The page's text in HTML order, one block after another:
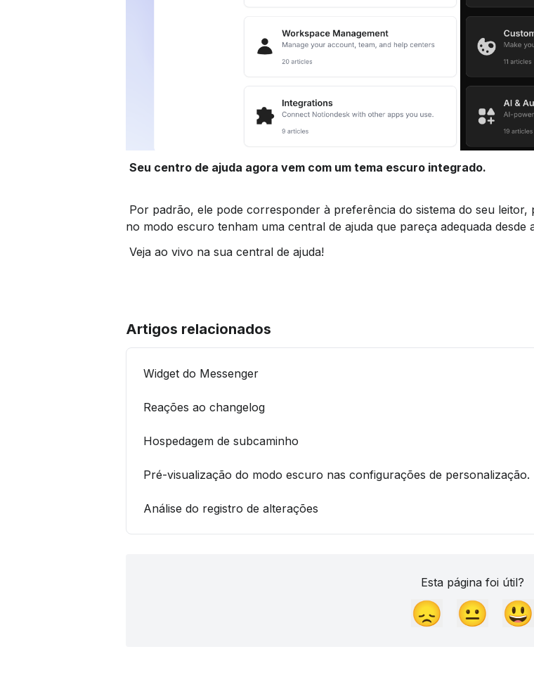
Seu centro de ajuda agora vem com um tema escuro integrado.
no modo escuro tenham uma central de ajuda que pareça adequada desde
Veja ao vivo na sua central de ajuda!
Artigos relacionados
Widget do Messenger
Reações ao changelog
Hospedagem de subcaminho
Pré-visualização do modo escuro nas configurações de personalização.
Análise do registro de alterações
Esta página foi útil?
😞 😐 😃